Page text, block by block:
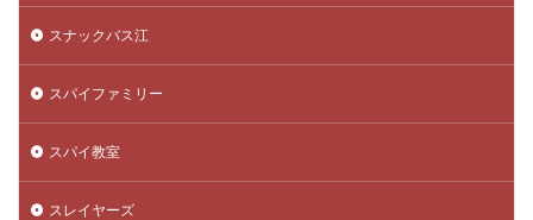
スナックバス江
スパイファミリー
スパイ教室
スレイヤーズ